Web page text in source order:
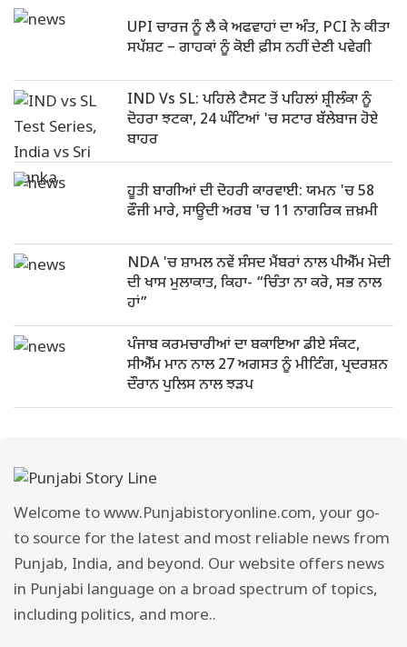
UPI ਚਾਰਜ ਨੂੰ ਲੈ ਕੇ ਅਫਵਾਹਾਂ ਦਾ ਅੰਤ, PCI ਨੇ ਕੀਤਾ
ਸਪੱਸ਼ਟ – ਗਾਹਕਾਂ ਨੂੰ ਕੋਈ ਫ਼ੀਸ ਨਹੀਂ ਦੇਣੀ ਪਵੇਗੀ
IND Vs SL: ਪਹਿਲੇ ਟੈਸਟ ਤੋਂ ਪਹਿਲਾਂ ਸ਼੍ਰੀਲੰਕਾ ਨੂੰ
ਦੋਹਰਾ ਝਟਕਾ, 24 ਘੰਟਿਆਂ 'ਚ ਸਟਾਰ ਬੱਲੇਬਾਜ ਹੋਏ
ਬਾਹਰ
ਹੂਤੀ ਬਾਗੀਆਂ ਦੀ ਦੋਹਰੀ ਕਾਰਵਾਈ: ਯਮਨ 'ਚ 58
ਫੌਜੀ ਮਾਰੇ, ਸਾਊਦੀ ਅਰਬ 'ਚ 11 ਨਾਗਰਿਕ ਜ਼ਖ਼ਮੀ
NDA 'ਚ ਸ਼ਾਮਲ ਨਵੇਂ ਸੰਸਦ ਮੈਂਬਰਾਂ ਨਾਲ ਪੀਐੱਮ ਮੋਦੀ
ਦੀ ਖਾਸ ਮੁਲਾਕਾਤ, ਕਿਹਾ- “ਚਿੰਤਾ ਨਾ ਕਰੋ, ਸਭ ਨਾਲ
ਹਾਂ”
ਪੰਜਾਬ ਕਰਮਚਾਰੀਆਂ ਦਾ ਬਕਾਇਆ ਡੀਏ ਸੰਕਟ,
ਸੀਐੱਮ ਮਾਨ ਨਾਲ 27 ਅਗਸਤ ਨੂੰ ਮੀਟਿੰਗ, ਪ੍ਰਦਰਸ਼ਨ
ਦੌਰਾਨ ਪੁਲਿਸ ਨਾਲ ਝੜਪ
Welcome to www.Punjabistoryonline.com, your go-
to source for the latest and most reliable news from
Punjab, India, and beyond. Our website offers news
in Punjabi language on a broad spectrum of topics,
including politics, and more..